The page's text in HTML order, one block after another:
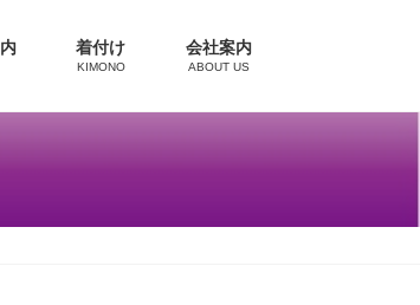
着付け
KIMONO
会社案内
ABOUT US